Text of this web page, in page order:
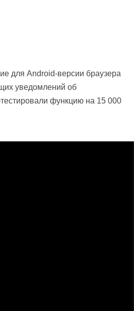
для Android-версии браузера
уведомлений об
функцию на 15 000